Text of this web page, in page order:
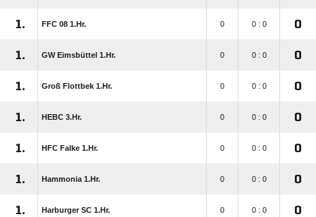
1. FFC 08 1.Hr. 0 0 : 0 0
1. GW Eimsbüttel 1.Hr. 0 0 : 0 0
1. Groß Flottbek 1.Hr. 0 0 : 0 0
1. HEBC 3.Hr. 0 0 : 0 0
1. HFC Falke 1.Hr. 0 0 : 0 0
1. Hammonia 1.Hr. 0 0 : 0 0
1. Harburger SC 1.Hr. 0 0 : 0 0